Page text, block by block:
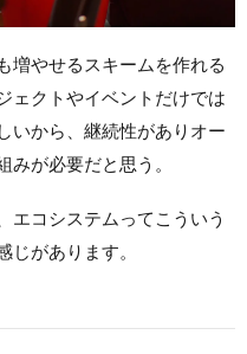
増やせるスキームを作れる
ェクトやイベントだけでは
いから、継続性がありオー
みが必要だと思う。
エコシステムってこういう
じがあります。